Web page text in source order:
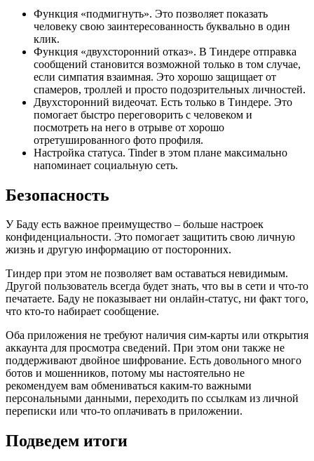
Функция «подмигнуть». Это позволяет показать
человеку свою заинтересованность буквально в один
клик.
Функция «двухсторонний отказ». В Тиндере отправка
сообщений становится возможной только в том случае,
если симпатия взаимная. Это хорошо защищает от
спамеров, троллей и просто подозрительных личностей.
Двухсторонний видеочат. Есть только в Тиндере. Это
помогает быстро переговорить с человеком и
посмотреть на него в отрыве от хорошо
отретушированного фото профиля.
Настройка статуса. Tinder в этом плане максимально
напоминает социальную сеть.
Безопасность
У Баду есть важное преимущество – больше настроек
конфиденциальности. Это помогает защитить свою личную
жизнь и другую информацию от посторонних.
Тиндер при этом не позволяет вам оставаться невидимым.
Другой пользователь всегда будет знать, что вы в сети и что-то
печатаете. Баду не показывает ни онлайн-статус, ни факт того,
что кто-то набирает сообщение.
Оба приложения не требуют наличия сим-карты или открытия
аккаунта для просмотра сведений. При этом они также не
поддерживают двойное шифрование. Есть довольного много
ботов и мошенников, потому мы настоятельно не
рекомендуем вам обмениваться каким-то важными
персональными данными, переходить по ссылкам из личной
переписки или что-то оплачивать в приложении.
Подведем итоги